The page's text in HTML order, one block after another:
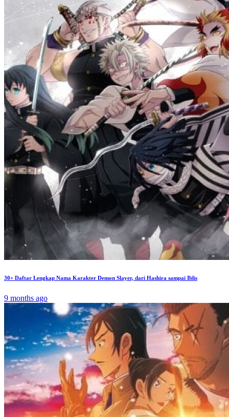
30+ Daftar Lengkap Nama Karakter Demon Slayer, dari Hashira sampai Iblis
9 months ago